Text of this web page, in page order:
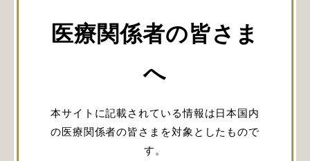
医療関係者の皆さま
へ
本サイトに記載されている情報は日本国内
の医療関係者の皆さまを対象としたもので
す。
ジャネッタ手術の執刀数は国内トップクラス
生。弘前大学医学部附属病院など青森県内で脳
水戸ブレインハートセンター院長の職に就きま
した。vol.02で語っていただくのは、その決断
に至ったときの心情と脳神経外科診療に対する